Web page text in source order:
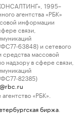
1995–
агентства «РБК»
информации
связи,
63848) и сетевого
средства массовой
в сфере связи,
82385)
«РБК».
биржа